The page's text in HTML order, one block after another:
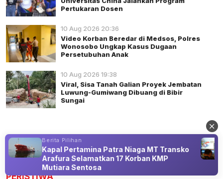
Pertukaran Dosen
10 Aug 2026 20:36
Video Korban Beredar di Medsos, Polres
Wonosobo Ungkap Kasus Dugaan
Persetubuhan Anak
10 Aug 2026 19:38
Viral, Sisa Tanah Galian Proyek Jembatan
Luwung-Gumiwang Dibuang di Bibir
Sungai
Advertisement
PERISTIWA
Berita Pilihan
Kapal Pertamina Patra Niaga MT Transko
Arafura Selamatkan 17 Korban KMP
Mutiara Sentosa